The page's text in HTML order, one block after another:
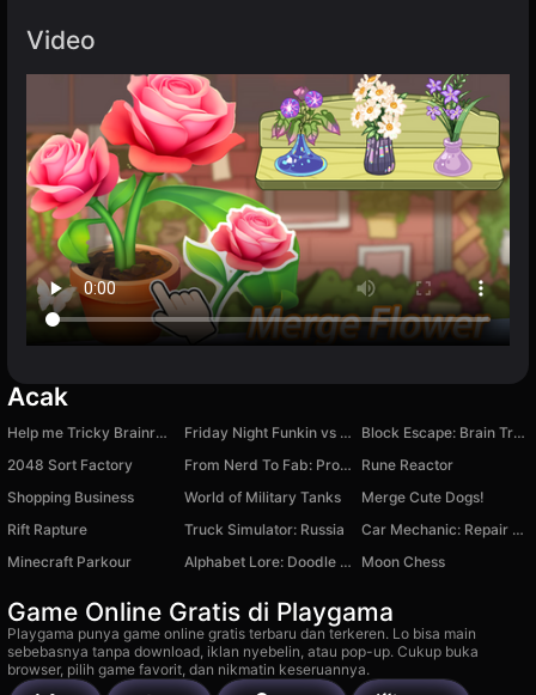
Video
Acak
Help me Tricky Brainrot Animals Italian Story Friday Night Funkin vs Tricky
Block Escape: Brain Training
2048 Sort Factory
From Nerd To Fab: Prom Edition
Rune Reactor
Shopping Business
World of Military Tanks
Merge Cute Dogs!
Rift Rapture
Truck Simulator: Russia
Car Mechanic: Repair Car!
Minecraft Parkour
Alphabet Lore: Doodle Jump Moon Chess
Game Online Gratis di Playgama
Playgama punya game online gratis terbaru dan terkeren. Lo bisa main
sebebasnya tanpa download, iklan nyebelin, atau pop-up. Cukup buka
browser, pilih game favorit, dan nikmatin keseruannya.